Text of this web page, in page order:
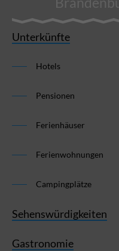
Unterkünfte
Hotels
Pensionen
Ferienhäuser
Ferienwohnungen
Campingplätze
Sehenswürdigkeiten
Gastronomie